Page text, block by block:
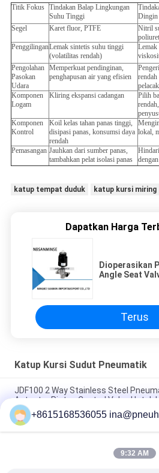
Titik Fokus Tindakan Balap Lingkungan
Suhu Tinggi
Dingin
Segel
Karet fluor, PTFE
Nitril
PenggilinganLemak sintetis suhu tinggi
(volatilitas rendah)
Lemak
Pengolahan
Pasokan
Udara
Memperkuat pendinginan,
penghapusan air yang efisien
Komponen
Logam
Kliring ekspansi cadangan
Pilih
Komponen
Kontrol
Koil kelas tahan panas tinggi,
disipasi panas, konsumsi daya
rendah
lokal,
Pemasangan Jauhkan dari sumber panas,
tambahkan pelat isolasi panas
katup tempat duduk katup kursi miring
Dapatkan Harga
Dioperasikan
Angle Seat
Terus
Katup Kursi Sudut Pneumatik
JDF100 2 Way Stainless Steel
Actuator Piston Control Valve Untuk
Angle Seat Valve Pneumatic Piston
Steel Valve Untuk Mesin Pengisian
JDF700 Threaded Pneumatic Angle
+8615168536055
9:32 AM